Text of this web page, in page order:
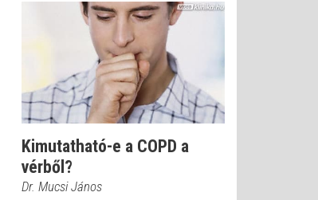
Kimutatható-e a COPD a
vérből?
Dr. Mucsi János